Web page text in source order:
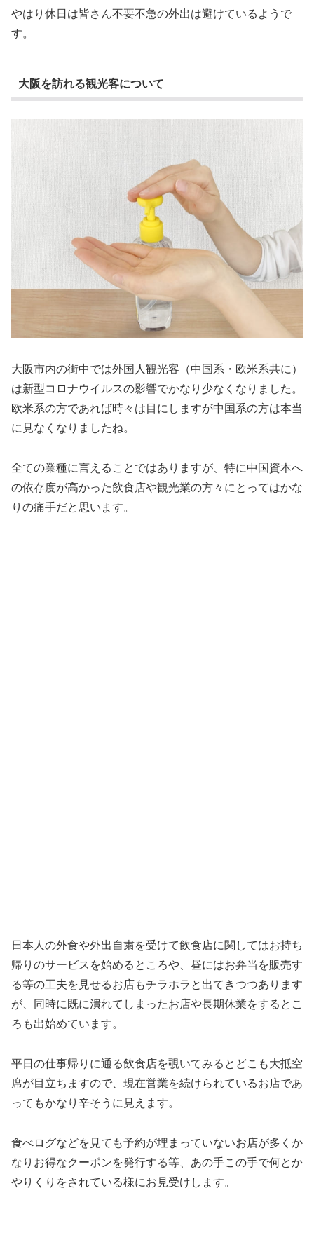
やはり休日は皆さん不要不急の外出は避けているようで
す。
大阪を訪れる観光客について
大阪市内の街中では外国人観光客（中国系・欧米系共に）
は新型コロナウイルスの影響でかなり少なくなりました。
欧米系の方であれば時々は目にしますが中国系の方は本当
に見なくなりましたね。
全ての業種に言えることではありますが、特に中国資本へ
の依存度が高かった飲食店や観光業の方々にとってはかな
りの痛手だと思います。
日本人の外食や外出自粛を受けて飲食店に関してはお持ち
帰りのサービスを始めるところや、昼にはお弁当を販売す
る等の工夫を見せるお店もチラホラと出てきつつあります
が、同時に既に潰れてしまったお店や長期休業をするとこ
ろも出始めています。
平日の仕事帰りに通る飲食店を覗いてみるとどこも大抵空
席が目立ちますので、現在営業を続けられているお店であ
ってもかなり辛そうに見えます。
食べログなどを見ても予約が埋まっていないお店が多くか
なりお得なクーポンを発行する等、あの手この手で何とか
やりくりをされている様にお見受けします。